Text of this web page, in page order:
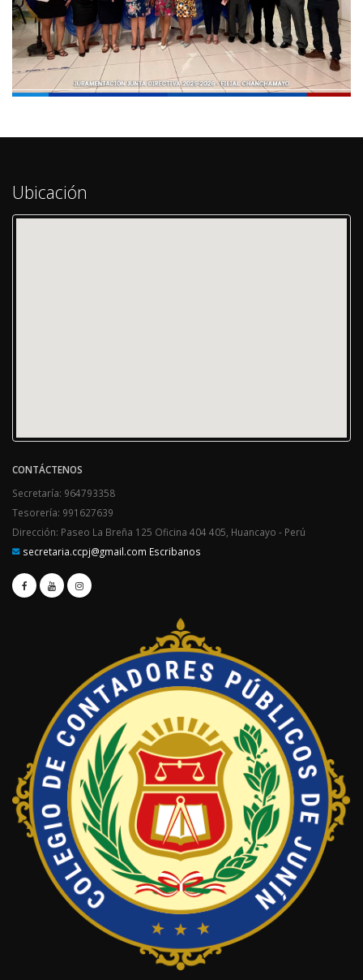
Ubicación
CONTÁCTENOS
Secretaría: 964793358
Tesorería: 991627639
Dirección: Paseo La Breña 125 Oficina 404 405, Huancayo - Perú
secretaria.ccpj@gmail.com Escribanos